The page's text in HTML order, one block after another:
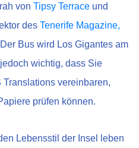
von Tipsy Terrace und
des Tenerife Magazine,
Bus wird Los Gigantes am
wichtig, dass Sie
vereinbaren,
prüfen können.
Lebensstil der Insel leben